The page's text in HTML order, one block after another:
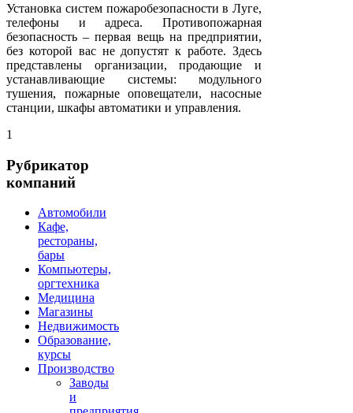
Установка систем пожаробезопасности в Луге,
телефоны и адреса. Противопожарная
безопасность – первая вещь на предприятии,
без которой вас не допустят к работе. Здесь
представлены организации, продающие и
устанавливающие системы: модульного
тушения, пожарные оповещатели, насосные
станции, шкафы автоматики и управления.
1
Рубрикатор
компаний
Автомобили
Кафе,
рестораны,
бары
Компьютеры,
оргтехника
Медицина
Магазины
Недвижимость
Образование,
курсы
Производство
Заводы
и